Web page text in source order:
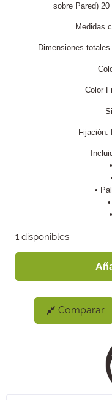
sobre Pared)
Medidas
Dimensiones
Color
Fijación:
•
1 disponibles
Comparar